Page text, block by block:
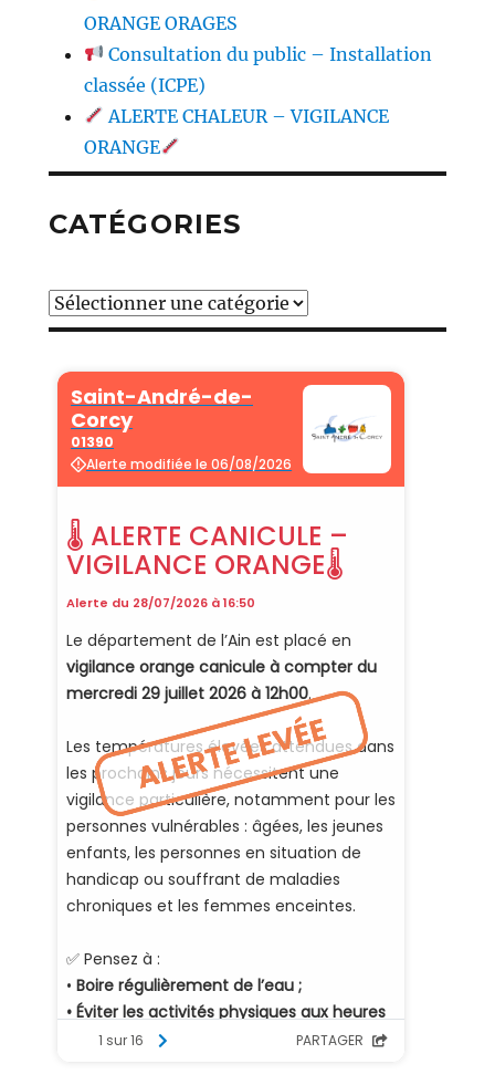
ORANGE ORAGES
Consultation du public – Installation
classée (ICPE)
ALERTE CHALEUR – VIGILANCE
ORANGE
CATÉGORIES
Catégories